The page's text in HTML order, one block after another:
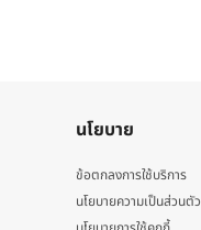
นโยบาย
ข้อตกลงการใช้บริการ
นโยบายความเป็นส่วนตัว